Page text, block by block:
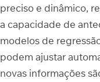
preciso e dinâmico,
a capacidade de
modelos de
podem ajustar
novas informações